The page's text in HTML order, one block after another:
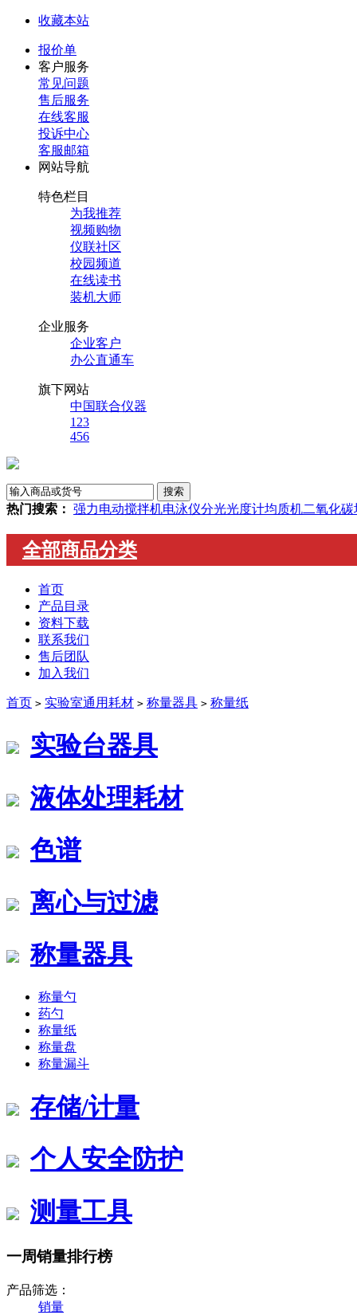
收藏本站
报价单
客户服务
常见问题
售后服务
在线客服
投诉中心
客服邮箱
网站导航
特色栏目
为我推荐
视频购物
仪联社区
校园频道
在线读书
装机大师
企业服务
企业客户
办公直通车
旗下网站
中国联合仪器
123
456
热门搜索： 强力电动搅拌机电泳仪分光光度计均质机二氧化
全部商品分类
首页
产品目录
资料下载
联系我们
售后团队
加入我们
首页 > 实验室通用耗材 > 称量器具 > 称量纸
实验台器具
液体处理耗材
色谱
离心与过滤
称量器具
称量勺
药勺
称量纸
称量盘
称量漏斗
存储/计量
个人安全防护
测量工具
一周销量排行榜
产品筛选：
销量